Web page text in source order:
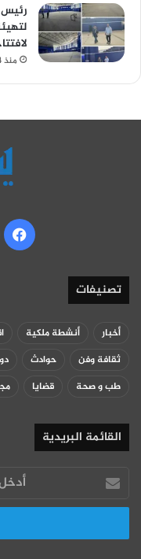
رئيس
منذ 4 ساعات
تصنيفات
أخبار أنشطة ملكية
ثقافة وفن
حوادث
طب و صحة
قضايا
القائمة البريدية
أدخل
بريدك
الإلكتروني